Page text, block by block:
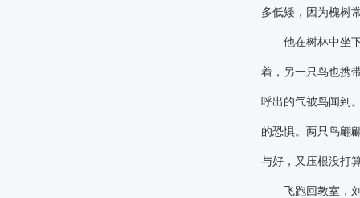
多低矮，因为槐树
他在树林中坐下
着，另一只鸟也携
呼出的气被鸟闻到
的恐惧。两只鸟翩
与好，又压根没打
飞跑回教室，刘